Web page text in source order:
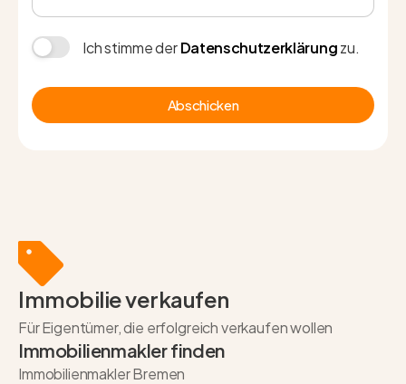
Ich stimme derDatenschutzerklärungzu.
Abschicken
Immobilie verkaufen
Für Eigentümer, die erfolgreich verkaufen wollen
Immobilienmakler finden
Immobilienmakler Bremen